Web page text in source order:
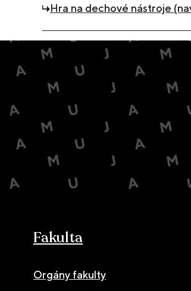
Hra na dechové nástroje
Fakulta
Orgány fakulty